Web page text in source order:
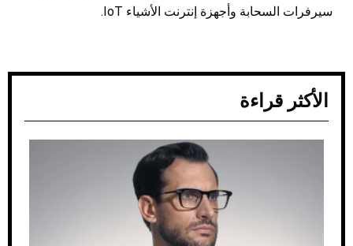
سيرفرات السحابة وأجهزة إنترنت الأشياء IoT.
الأكثر قراءة